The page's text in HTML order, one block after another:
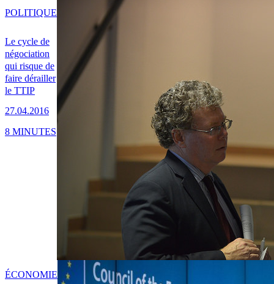
Le cycle de
négociation
qui risque de
faire dérailler
le TTIP
27.04.2016
POLITIQUE
8 MINUTES
ÉCONOMIE